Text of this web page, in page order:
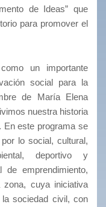
de Ideas” que
para promover el
un importante
social para la
de María Elena
nuestra historia
En este programa se
lo social, cultural,
deportivo y
emprendimiento,
cuya iniciativa
sociedad civil, con